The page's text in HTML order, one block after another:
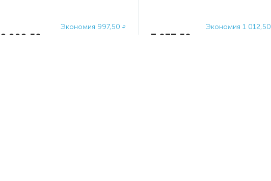
Экономия 997,50 ₽
2 992,50
Экономия 1 012,50
3 037,50